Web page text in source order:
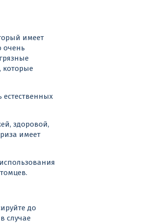
имеет
очень
которые
здоровой,
имеет
до
случае